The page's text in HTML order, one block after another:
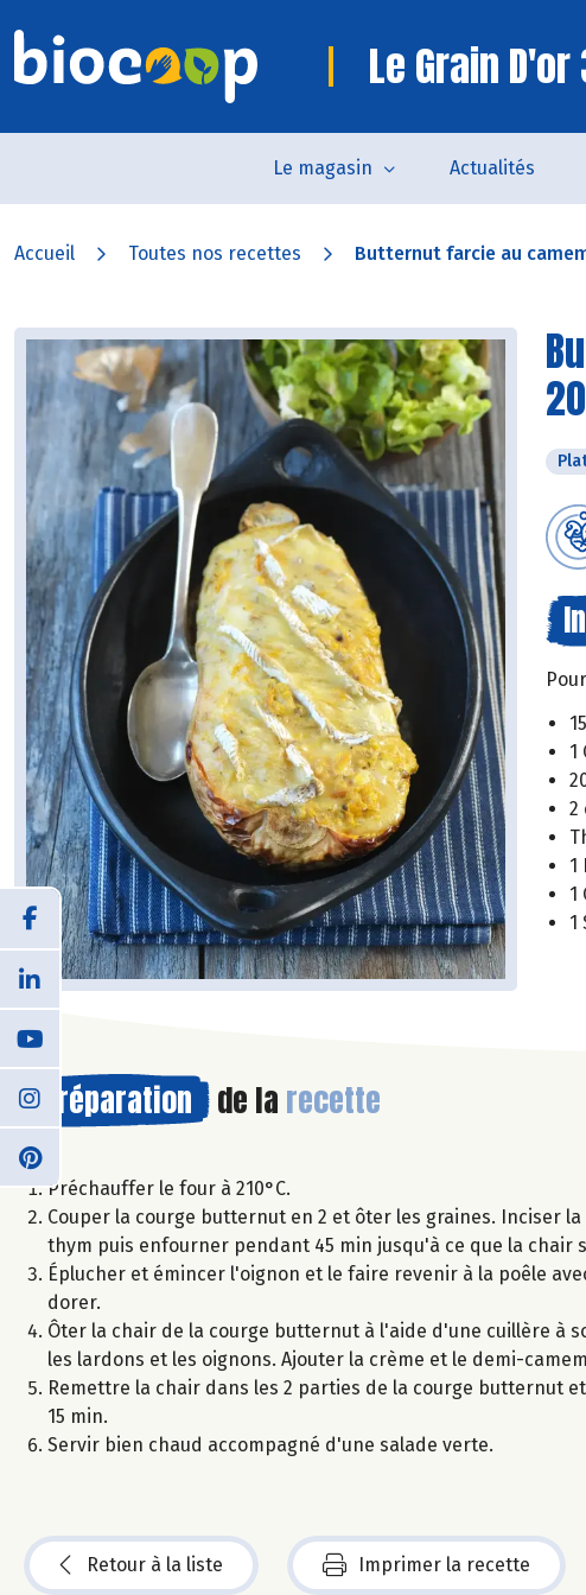
Le Grain D'or
Le magasin Actualités
Accueil Toutes nos recettes Butternut farcie au
1
2
1
1
1
Préparation de la recette
Préchauffer le four à 210°C.
Couper la courge butternut en 2 et ôter les graines. Inciser
thym puis enfourner pendant 45 min jusqu'à ce que la chair
Éplucher et émincer l'oignon et le faire revenir à la poêle
dorer.
Ôter la chair de la courge butternut à l'aide d'une cuillère à
les lardons et les oignons. Ajouter la crème et le demi-
Remettre la chair dans les 2 parties de la courge butternut
15 min.
Servir bien chaud accompagné d'une salade verte.
Retour à la liste Imprimer la recette